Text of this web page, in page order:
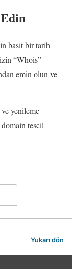
basit bir tarih
“Whois”
emin olun ve
yenileme
domain tescil
Yukarı dön